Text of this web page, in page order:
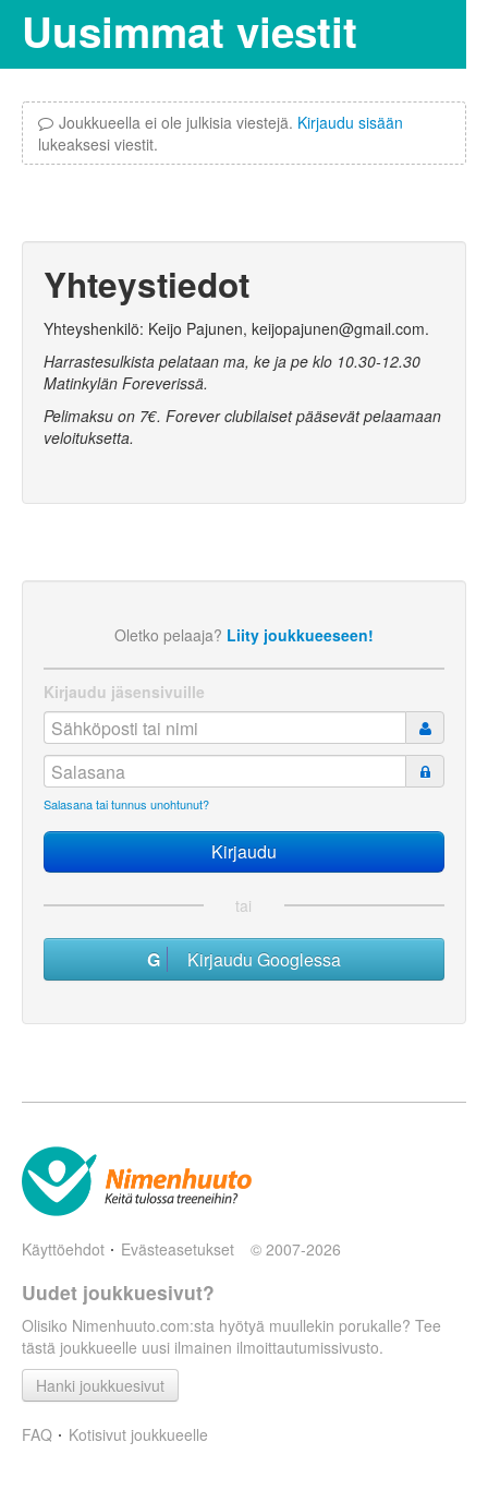
Uusimmat viestit
Joukkueella ei ole julkisia viestejä. Kirjaudu sisään
lukeaksesi viestit.
Yhteystiedot
Yhteyshenkilö: Keijo Pajunen, keijopajunen@gmail.com.
Harrastesulkista pelataan ma, ke ja pe klo 10.30-12.30
Matinkylän Foreverissä.
Pelimaksu on 7€. Forever clubilaiset pääsevät pelaamaan
veloituksetta.
Oletko pelaaja? Liity joukkueeseen!
Kirjaudu jäsensivuille
Salasana tai tunnus unohtunut?
tai
Kirjaudu Googlessa
Käyttöehdot Evästeasetukset © 2007-2026
Uudet joukkuesivut?
Olisiko Nimenhuuto.com:sta hyötyä muullekin porukalle? Tee
tästä joukkueelle uusi ilmainen ilmoittautumissivusto.
Hanki joukkuesivut
FAQ Kotisivut joukkueelle